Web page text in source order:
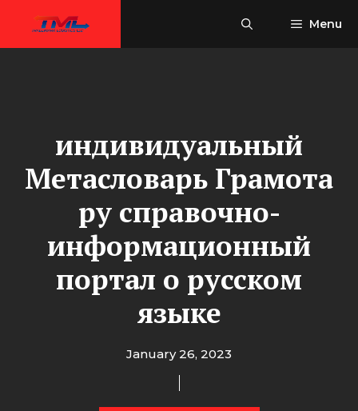
Menu
индивидуальный
Метасловарь Грамота
ру справочно-
информационный
портал о русском
языке
January 26, 2023